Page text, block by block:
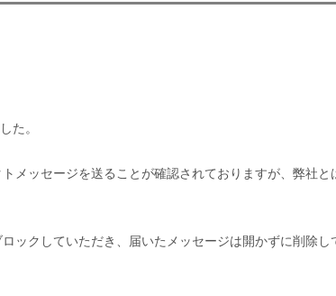
た。
メッセージを送ることが確認されておりますが、弊社と
クしていただき、届いたメッセージは開かずに削除し